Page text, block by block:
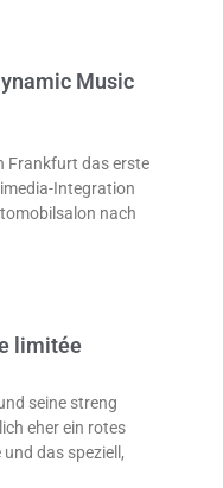
Music
Frankfurt das erste
Integration
nach
limitée
seine streng
eher ein rotes
das speziell,